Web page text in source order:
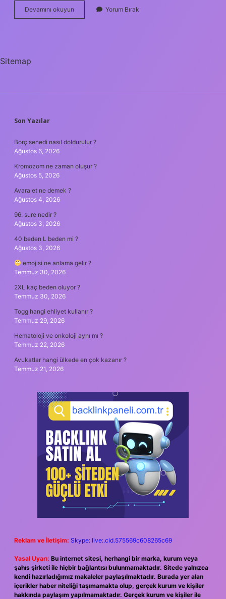
Devamını okuyun
Ile
Yorum Bırak
Sitemap
SIDEBAR
Son Yazılar
Borç senedi nasıl doldurulur ?
Ağustos 6, 2026
Kromozom ne zaman oluşur ?
Ağustos 5, 2026
Avara et ne demek ?
Ağustos 4, 2026
96. sure nedir ?
Ağustos 3, 2026
40 beden L beden mi ?
Ağustos 3, 2026
emojisi ne anlama gelir ?
Temmuz 30, 2026
2XL kaç beden oluyor ?
Temmuz 30, 2026
Togg hangi ehliyet kullanır ?
Temmuz 29, 2026
Hematoloji ve onkoloji aynı mı ?
Temmuz 22, 2026
Avukatlar hangi ülkede en çok kazanır ?
Temmuz 21, 2026
Reklam ve İletişim: Skype: live:.cid.575569c608265c69
Yasal Uyarı: Bu internet sitesi, herhangi bir marka, kurum veya
şahıs şirketi ile hiçbir bağlantısı bulunmamaktadır. Sitede yalnızca
kendi hazırladığımız makaleler paylaşılmaktadır. Burada yer alan
içerikler haber niteliği taşımamakta olup, gerçek kurum ve kişiler
hakkında paylaşım yapılmamaktadır. Gerçek kurum ve kişiler ile